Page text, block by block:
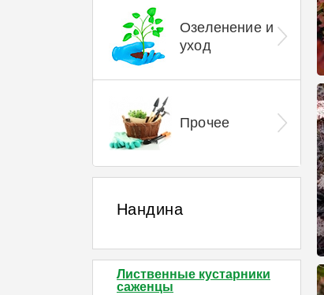
Озеленение и
уход
Прочее
Нандина
Лиственные кустарники
саженцы